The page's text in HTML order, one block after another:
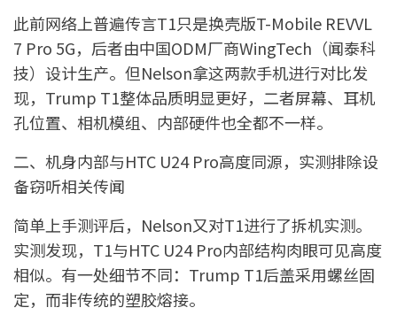
此前网络上普遍传言T1只是换壳版T-Mobile REVVL
7 Pro 5G，后者由中国ODM厂商WingTech（闻泰科
技）设计生产。但Nelson拿这两款手机进行对比发
现，Trump T1整体品质明显更好，二者屏幕、耳机
孔位置、相机模组、内部硬件也全都不一样。
二、机身内部与HTC U24 Pro高度同源，实测排除设
备窃听相关传闻
简单上手测评后，Nelson又对T1进行了拆机实测。
实测发现，T1与HTC U24 Pro内部结构肉眼可见高度
相似。有一处细节不同：Trump T1后盖采用螺丝固
定，而非传统的塑胶熔接。